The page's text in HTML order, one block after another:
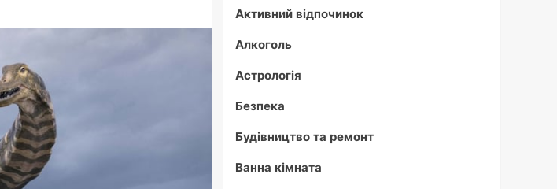
Активний відпочинок
Алкоголь
Астрологія
Безпека
Будівництво та ремонт
Ванна кімната